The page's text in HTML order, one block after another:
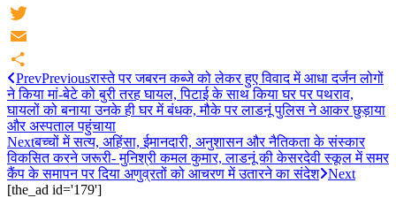
Facebook
Twitter
Email
Share
PrevPreviousरास्ते पर जबरन कब्जे को लेकर हुए विवाद में आधा दर्जन लोगों
ने किया मां-बेटे को बुरी तरह घायल, पिटाई के साथ किया घर पर पथराव,
घायलों को बनाया उनके ही घर में बंधक, मौके पर लाडनूं पुलिस ने आकर छुड़ाया
और अस्पताल पहुंचाया
Nextबच्चों में सत्य, अहिंसा, ईमानदारी, अनुशासन और नैतिकता के संस्कार
विकसित करने जरूरी- मुनिश्री कमल कुमार, लाडनूं की केसरदेवी स्कूल में समर
कैंप के समापन पर दिया अणुव्रतों को आचरण में उतारने का संदेश Next
[the_ad id='179']